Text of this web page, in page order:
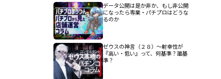
データ公開は是か非か、もし非公開
になったら専業・パチプロはどうな
るのか
ゼウスの神言（２８）～射幸性が
『高い・低い』って、何基準？誰基
準？